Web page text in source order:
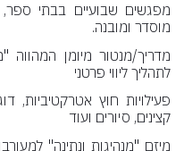
מפגשים שבועיים בבתי
מוסדר ומובנה.
מדריך/מנטור מיומן המהווה
לתהליך ליווי פרטני
פעילויות חוץ אטרקטיביות,
קצינים, סיורים ועוד
מיזם "מנהיגות ונתינה"